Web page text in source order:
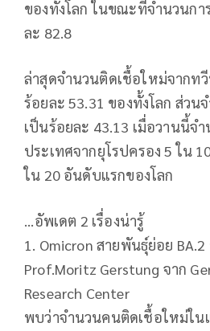
ของทั้งโลก ในขณะที่จำนวนกา
ละ 82.8
ล่าสุดจำนวนติดเชื้อใหม่จากท
ร้อยละ 53.31 ของทั้งโลก ส่วน
เป็นร้อยละ 43.13 เมื่อวานนี้จ
ประเทศจากยุโรปครอง 5 ใน
ใน 20 อันดับแรกของโลก
...อัพเดต 2 เรื่องน่ารู้
1. Omicron สายพันธุ์ย่อย
Prof.Moritz Gerstung จาก
Research Center
พบว่าจำนวนคนติดเชื้อใหม่ใน